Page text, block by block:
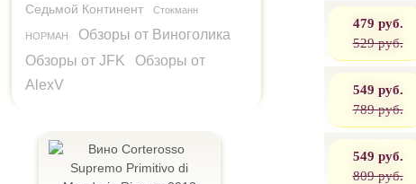
479 руб.
529 руб.
549 руб.
789 руб.
549 руб.
809 руб.
Седьмой Континент Стокманн
НОРМАН
Обзоры от Виноголика
Обзоры от JFK
Обзоры от
AlexV